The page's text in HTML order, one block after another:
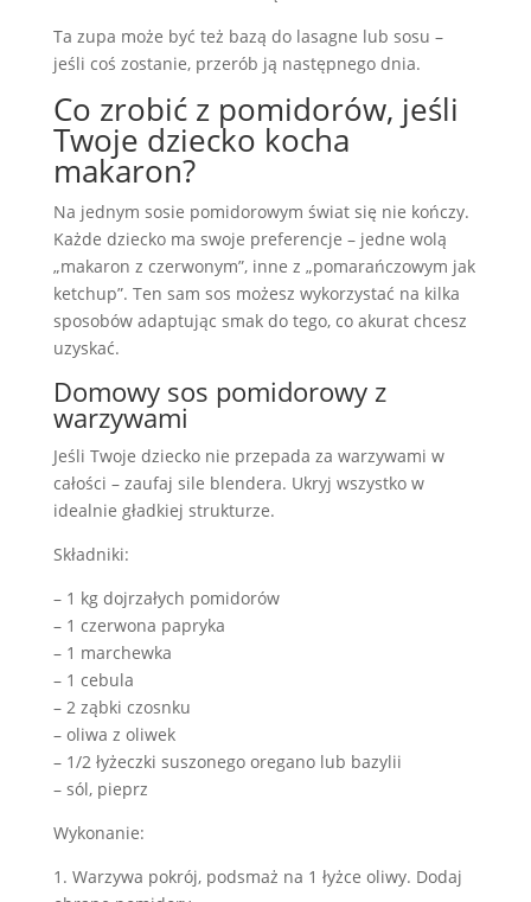
Ta zupa może być też bazą do lasagne lub sosu –
jeśli coś zostanie, przerób ją następnego dnia.
Co zrobić z pomidorów, jeśli
Twoje dziecko kocha
makaron?
Na jednym sosie pomidorowym świat się nie kończy.
Każde dziecko ma swoje preferencje – jedne wolą
„makaron z czerwonym”, inne z „pomarańczowym jak
ketchup”. Ten sam sos możesz wykorzystać na kilka
sposobów adaptując smak do tego, co akurat chcesz
uzyskać.
Domowy sos pomidorowy z
warzywami
Jeśli Twoje dziecko nie przepada za warzywami w
całości – zaufaj sile blendera. Ukryj wszystko w
idealnie gładkiej strukturze.
Składniki:
– 1 kg dojrzałych pomidorów
– 1 czerwona papryka
– 1 marchewka
– 1 cebula
– 2 ząbki czosnku
– oliwa z oliwek
– 1/2 łyżeczki suszonego oregano lub bazylii
– sól, pieprz
Wykonanie:
1. Warzywa pokrój, podsmaż na 1 łyżce oliwy. Dodaj